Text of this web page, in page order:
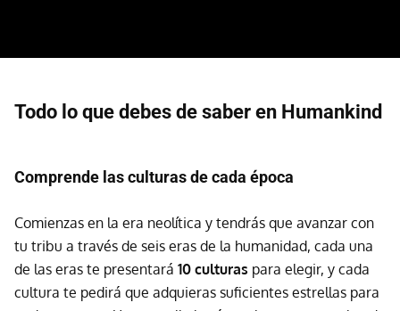
Todo lo que debes de saber en Humankind
Comprende las culturas de cada época
Comienzas en la era neolítica y tendrás que avanzar con
tu tribu a través de seis eras de la humanidad, cada una
de las eras te presentará 10 culturas para elegir, y cada
cultura te pedirá que adquieras suficientes estrellas para